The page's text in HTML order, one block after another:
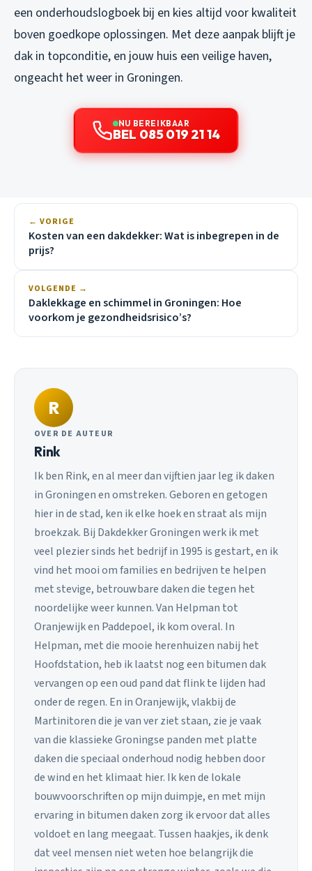
een onderhoudslogboek bij en kies altijd voor kwaliteit
boven goedkope oplossingen. Met deze aanpak blijft je
dak in topconditie, en jouw huis een veilige haven,
ongeacht het weer in Groningen.
NU BEREIKBAAR
BEL 085 019 21 14
← VORIGE
Kosten van een dakdekker: Wat is inbegrepen in de
prijs?
VOLGENDE →
Daklekkage en schimmel in Groningen: Hoe
voorkom je gezondheidsrisico’s?
R
OVER DE AUTEUR
Rink
Ik ben Rink, en al meer dan vijftien jaar leg ik daken
in Groningen en omstreken. Geboren en getogen
hier in de stad, ken ik elke hoek en straat als mijn
broekzak. Bij Dakdekker Groningen werk ik met
veel plezier sinds het bedrijf in 1995 is gestart, en ik
vind het mooi om families en bedrijven te helpen
met stevige, betrouwbare daken die tegen het
noordelijke weer kunnen. Van Helpman tot
Oranjewijk en Paddepoel, ik kom overal. In
Helpman, met die mooie herenhuizen nabij het
Hoofdstation, heb ik laatst nog een bitumen dak
vervangen op een oud pand dat flink te lijden had
onder de regen. En in Oranjewijk, vlakbij de
Martinitoren die je van ver ziet staan, zie je vaak
van die klassieke Groningse panden met platte
daken die speciaal onderhoud nodig hebben door
de wind en het klimaat hier. Ik ken de lokale
bouwvoorschriften op mijn duimpje, en met mijn
ervaring in bitumen daken zorg ik ervoor dat alles
voldoet en lang meegaat. Tussen haakjes, ik denk
dat veel mensen niet weten hoe belangrijk die